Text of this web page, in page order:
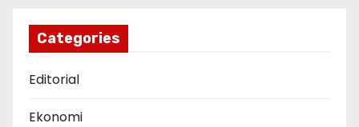
Categories
Editorial
Ekonomi